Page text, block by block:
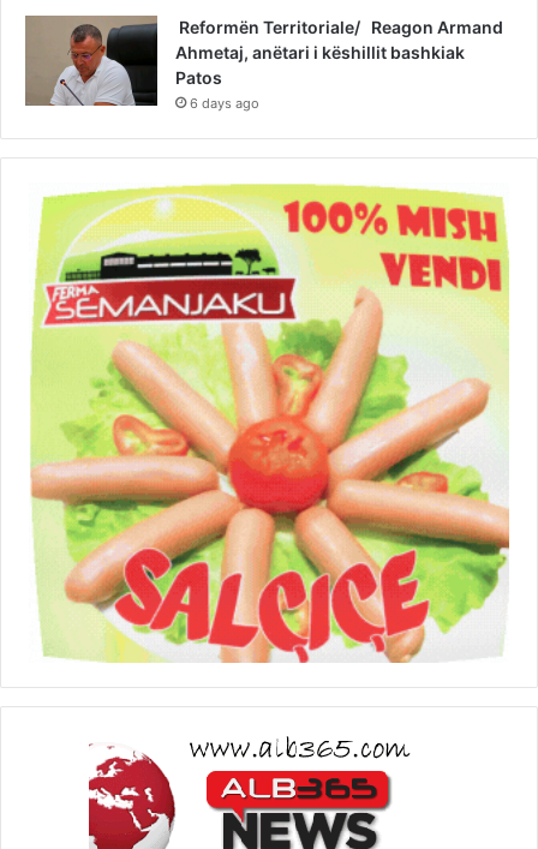
Reformën Territoriale/ Reagon Armand
Ahmetaj, anëtari i këshillit bashkiak
Patos
6 days ago